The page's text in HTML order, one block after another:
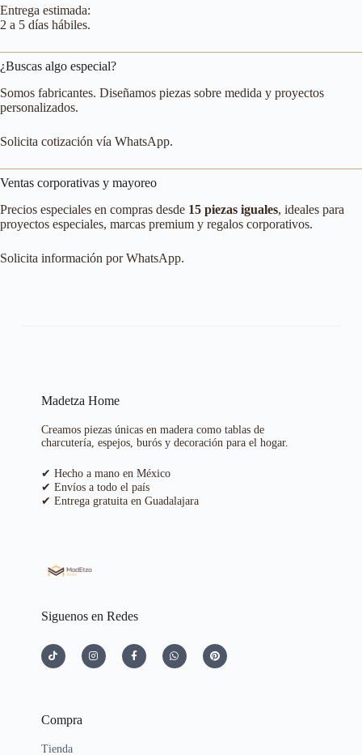
Entrega estimada:
2 a 5 días hábiles.
¿Buscas algo especial?
Somos fabricantes. Diseñamos piezas sobre medida y proyectos
personalizados.
Solicita cotización vía WhatsApp.
Ventas corporativas y mayoreo
Precios especiales en compras desde 15 piezas iguales, ideales para
proyectos especiales, marcas premium y regalos corporativos.
Solicita información por WhatsApp.
Madetza Home
Creamos piezas únicas en madera como tablas de
charcutería, espejos, burós y decoración para el hogar.
✔ Hecho a mano en México
✔ Envíos a todo el país
✔ Entrega gratuita en Guadalajara
Siguenos en Redes
Compra
Tienda